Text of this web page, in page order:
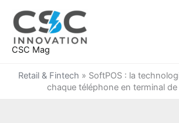
contenu
CSC Mag
Retail & Fintech » SoftPOS : la
chaque téléphone en terminal